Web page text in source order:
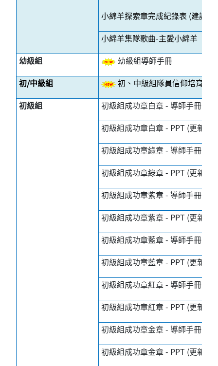
小綿羊探索章完成紀錄表 (建議)
小綿羊集隊歌曲-主愛小綿羊
幼級組
幼級組導師手冊
初/中級組
初、中級組隊員信仰培育手
初級組
初級組成功章白章 - 導師手冊 (更
初級組成功章白章 - PPT (更新日
初級組成功章綠章 - 導師手冊 (更
初級組成功章綠章 - PPT (更新日
初級組成功章紫章 - 導師手冊 (更
初級組成功章紫章 - PPT (更新日
初級組成功章藍章 - 導師手冊 (更
初級組成功章藍章 - PPT (更新日
初級組成功章紅章 - 導師手冊 (更
初級組成功章紅章 - PPT (更新日
初級組成功章金章 - 導師手冊 (更
初級組成功章金章 - PPT (更新日